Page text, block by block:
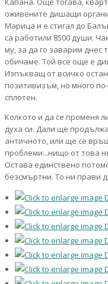
оживените дишащи
Марица и е стигал до
са работили 8500 души.
му, за да го заварим днес
обичаме. Той все още е
Изпъкващ от всичко
позитивизъм, но много
сплотен.
Колкото и да се променя
духа си. Дали ще
античното, или ще се
проблеми...нищо от това
Остава единствено
безсмъртни. То ни прави